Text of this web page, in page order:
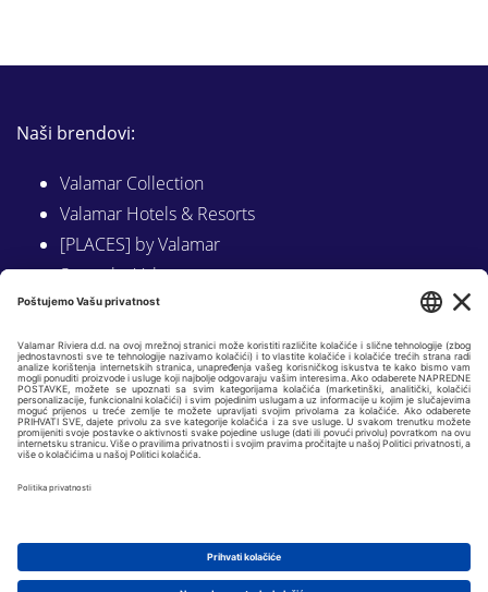
Naši brendovi:
Valamar Collection
Valamar Hotels & Resorts
[PLACES] by Valamar
Sunny by Valamar
Valamar Camping
Istraži na Valamar.com
Slijedite nas na: